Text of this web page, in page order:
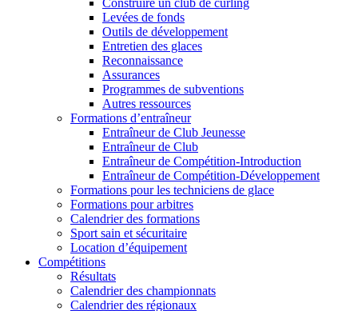
Construire un club de curling
Levées de fonds
Outils de développement
Entretien des glaces
Reconnaissance
Assurances
Programmes de subventions
Autres ressources
Formations d’entraîneur
Entraîneur de Club Jeunesse
Entraîneur de Club
Entraîneur de Compétition-Introduction
Entraîneur de Compétition-Développement
Formations pour les techniciens de glace
Formations pour arbitres
Calendrier des formations
Sport sain et sécuritaire
Location d’équipement
Compétitions
Résultats
Calendrier des championnats
Calendrier des régionaux